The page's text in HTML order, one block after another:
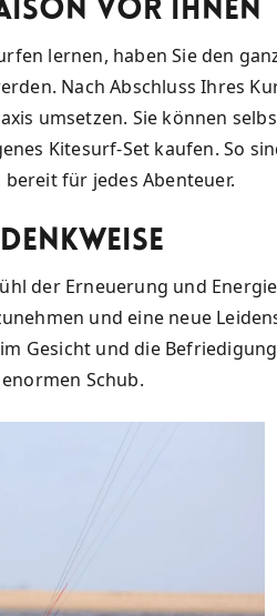
vor Ihnen
lernen, haben Sie den
Nach Abschluss Ihres
umsetzen. Sie können
Kitesurf-Set kaufen. So
für jedes Abenteuer.
der Erneuerung und
und eine neue
Gesicht und die
Schub.